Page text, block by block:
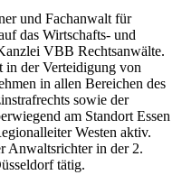
und Fachanwalt für
das Wirtschafts- und
VBB Rechtsanwälte.
in der Verteidigung von
in allen Bereichen des
sowie der
am Standort Essen
Westen aktiv.
Anwaltsrichter in der 2.
tätig.